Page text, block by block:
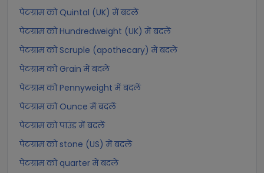
पेटग्राम को Quintal (UK) में बदलें
पेटग्राम को Hundredweight (UK) में बदलें
पेटग्राम को Scruple (apothecary) में बदलें
पेटग्राम को Grain में बदलें
पेटग्राम को Pennyweight में बदलें
पेटग्राम को Ounce में बदलें
पेटग्राम को पाउंड में बदलें
पेटग्राम को stone (US) में बदलें
पेटग्राम को quarter में बदलें